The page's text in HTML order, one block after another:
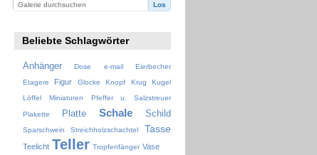
Beliebte Schlagwörter
Anhänger Dose e-mail
Eierbecher
Etagere
Figur Glocke Knopf Krug
Kugel
Löffel
Miniaturen Pfeffer u. Salzstreuer
Plakette Platte Schale Schild
Sparschwein Streichholzschachtel Tasse
Teelicht Teller Tropfenfänger Vase